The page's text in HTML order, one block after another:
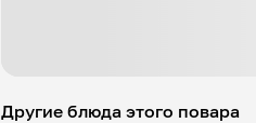
Другие блюда этого повара